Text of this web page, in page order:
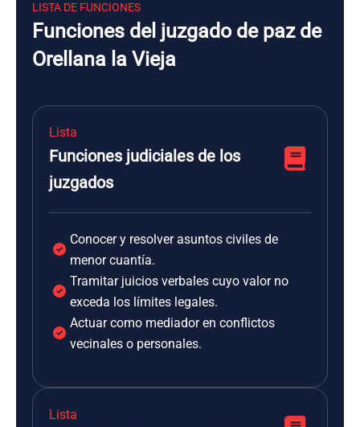
LISTA DE FUNCIONES
Funciones del juzgado de paz de
Orellana la Vieja
Lista
Funciones judiciales de los
juzgados
Conocer y resolver asuntos civiles de
menor cuantía.
Tramitar juicios verbales cuyo valor no
exceda los límites legales.
Actuar como mediador en conflictos
vecinales o personales.
Lista